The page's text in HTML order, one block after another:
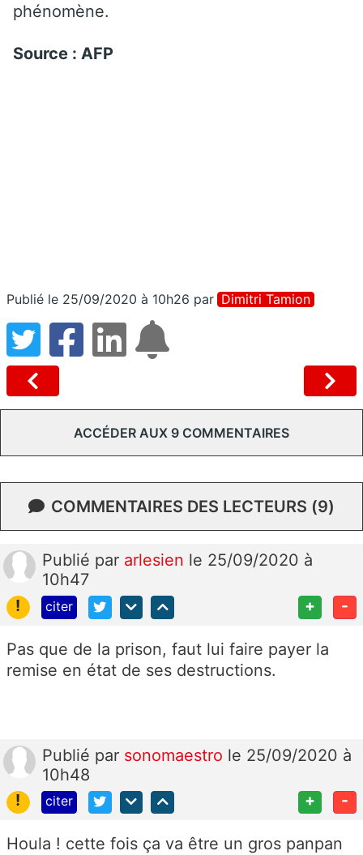
phénomène.
Source : AFP
Publié le 25/09/2020 à 10h26 par Dimitri Tamion
ACCÉDER AUX 9 COMMENTAIRES
COMMENTAIRES DES LECTEURS (9)
Publié par arlesien le 25/09/2020 à
10h47
!
citer + -
Pas que de la prison, faut lui faire payer la
remise en état de ses destructions.
Publié par sonomaestro le 25/09/2020 à
10h48
!
citer + -
Houla ! cette fois ça va être un gros panpan